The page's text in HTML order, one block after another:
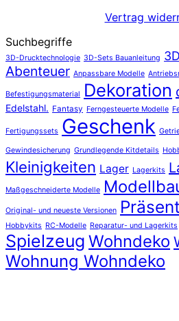
Vertrag
Suchbegriffe
3D-Drucktechnologie 3D-Sets Bauanleitung
Abenteuer Anpassbare Modelle
Befestigungsmaterial Dekoration
Edelstahl. Fantasy Ferngesteuerte Modelle
Fertigungssets Geschenk
Gewindesicherung Grundlegende Kitdetails
Kleinigkeiten Lager Lagerkits
Maßgeschneiderte Modelle
Original- und neueste Versionen Präsent
Hobbykits RC-Modelle Reparatur- und Lagerkits
Spielzeug Wohndeko
Wohnung Wohndeko